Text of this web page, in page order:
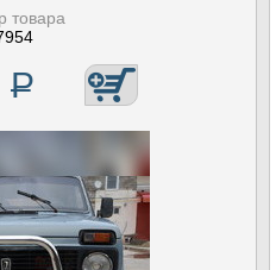
товара
Р